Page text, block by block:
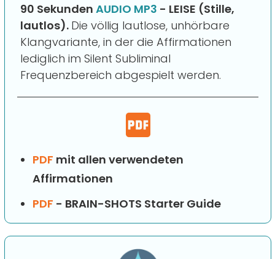
90 Sekunden AUDIO MP3 - LEISE (Stille,
lautlos). Die völlig lautlose, unhörbare
Klangvariante, in der die Affirmationen
lediglich im Silent Subliminal
Frequenzbereich abgespielt werden.
PDF mit allen verwendeten
Affirmationen
PDF - BRAIN-SHOTS Starter Guide